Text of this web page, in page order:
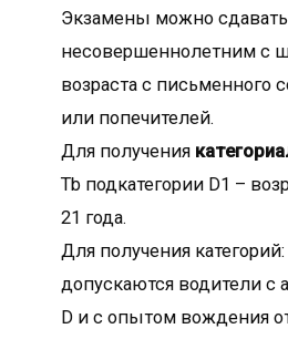
Экзамены можно сдавать
несовершеннолетним с
возраста с письменного
или попечителей.
Для получения
Tb подкатегории D1 –
21 года.
Для получения категорий:
допускаются водители с
D и с опытом вождения